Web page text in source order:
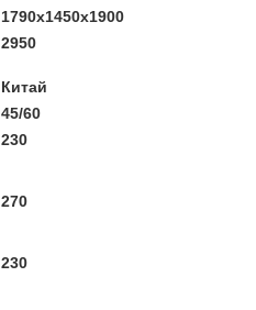
1790х1450х1900
2950
Китай
45/60
230
270
230